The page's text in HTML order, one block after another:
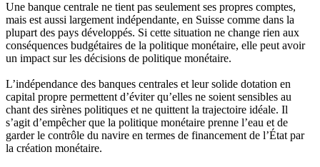
Une banque centrale ne tient pas seulement ses propres comptes,
mais est aussi largement indépendante, en Suisse comme dans la
plupart des pays développés. Si cette situation ne change rien aux
conséquences budgétaires de la politique monétaire, elle peut avoir
un impact sur les décisions de politique monétaire.
L’indépendance des banques centrales et leur solide dotation en
capital propre permettent d’éviter qu’elles ne soient sensibles au
chant des sirènes politiques et ne quittent la trajectoire idéale. Il
s’agit d’empêcher que la politique monétaire prenne l’eau et de
garder le contrôle du navire en termes de financement de l’État par
la création monétaire.